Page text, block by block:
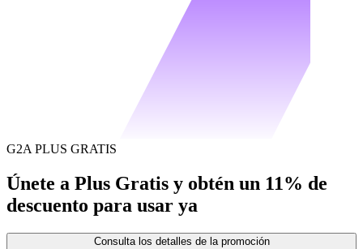
G2A PLUS GRATIS
Únete a Plus Gratis y obtén un 11% de
descuento para usar ya
Consulta los detalles de la promoción